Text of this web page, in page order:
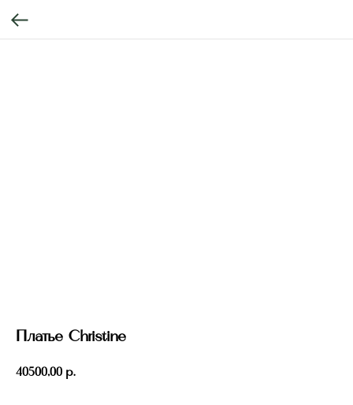
Платье Christine
40500,00 р.